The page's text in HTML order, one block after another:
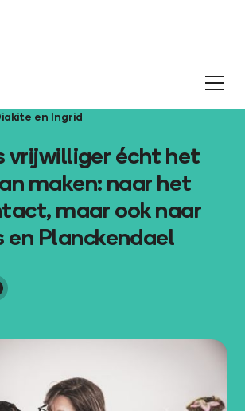
en Ingrid
vrijwilliger écht het
maken: naar het
maar ook naar
en Planckendael